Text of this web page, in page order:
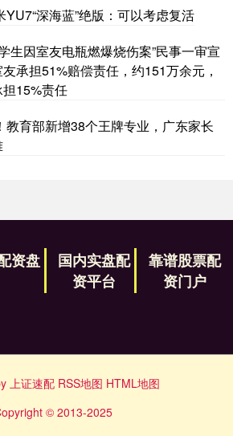
深海蓝”绝版：可以考虑复活
生因室友电瓶燃爆烧伤案”民事一审宣
承担51%赔偿责任，约151万余元，
15%责任
教育部新增38个王牌专业，广东家长
资盘
国内实盘配
资平台
靠谱股票配
资门户
上证速配 RSS地图 HTML地图
© 2013-2025